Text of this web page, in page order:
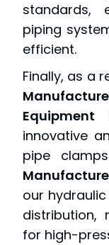
standards,
piping
efficient.
Finally, as a
Equipment
innovative
pipe
our
distribution,
for high-